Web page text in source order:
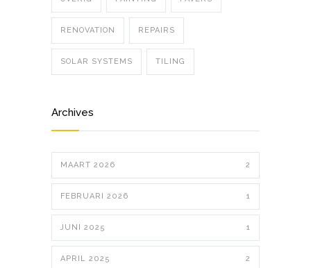
RENOVATION REPAIRS
SOLAR SYSTEMS TILING
Archives
MAART 2026 2
FEBRUARI 2026 1
JUNI 2025 1
APRIL 2025 2